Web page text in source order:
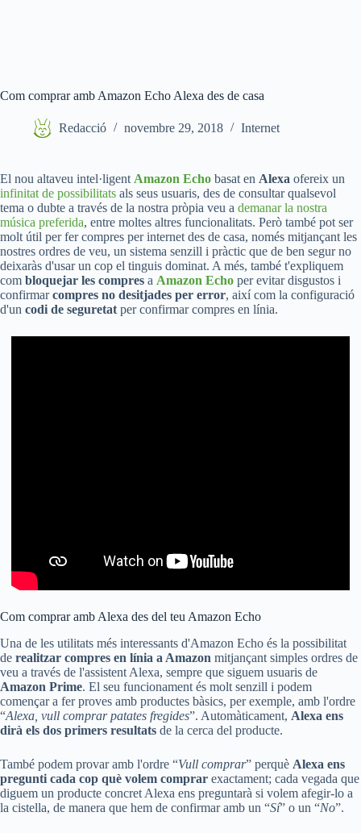
Com comprar amb Amazon Echo Alexa des de casa
Redacció novembre 29, 2018 Internet
El nou altaveu intel·ligent Amazon Echo basat en Alexa ofereix un
infinitat de possibilitats als seus usuaris, des de consultar qualsevol
tema o dubte a través de la nostra pròpia veu a demanar la nostra
música preferida, entre moltes altres funcionalitats. Però també pot ser
molt útil per fer compres per internet des de casa, només mitjançant les
nostres ordres de veu, un sistema senzill i pràctic que de ben segur no
deixaràs d'usar un cop el tinguis dominat. A més, també t'expliquem
com bloquejar les compres a Amazon Echo per evitar disgustos i
confirmarcompres no desitjades per error, així com la configuració
d'un codi de seguretat per confirmar compres en línia.
Com comprar amb Alexa des del teu Amazon Echo
Una de les utilitats més interessants d'Amazon Echo és la possibilitat
de realitzar compres en línia a Amazon mitjançant simples ordres de
veu a través de l'assistent Alexa, sempre que siguem usuaris de
Amazon Prime. El seu funcionament és molt senzill i podem
començar a fer proves amb productes bàsics, per exemple, amb l'ordre
“Alexa, vull comprar patates fregides”. Automàticament, Alexa ens
dirà els dos primers resultats de la cerca del producte.
També podem provar amb l'ordre “Vull comprar” perquè Alexa ens
pregunti cada cop què volem comprar exactament; cada vegada que
diguem un producte concret Alexa ens preguntarà si volem afegir-lo a
la cistella, de manera que hem de confirmar amb un “Sí” o un “No”.